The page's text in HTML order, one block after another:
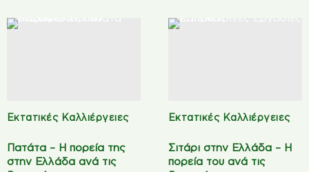
Εκτατικές Καλλιέργειες
Πατάτα – Η πορεία της
στην Ελλάδα ανά τις
Εκτατικές Καλλιέργειες
Σιτάρι στην Ελλάδα – Η
πορεία του ανά τις